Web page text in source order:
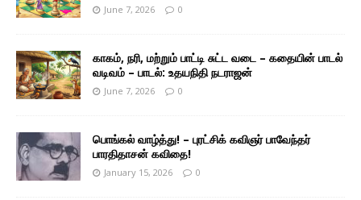
June 7, 2026 0
காகம், நரி, மற்றும் பாட்டி சுட்ட வடை – கதையின் பாடல்
வடிவம் – பாடல்: உதயநிதி நடராஜன்
June 7, 2026 0
பொங்கல் வாழ்த்து! – புரட்சிக் கவிஞர் பாவேந்தர்
பாரதிதாசன் கவிதை!
January 15, 2026 0